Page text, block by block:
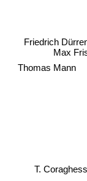
Max
T.
Friedrich
Thomas Mann